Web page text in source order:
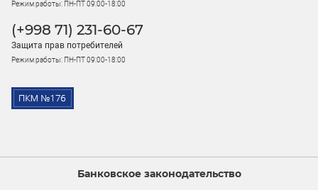
Режим работы: ПН-ПТ 09:00-18:00
(+998 71) 231-60-67
Защита прав потребителей
Режим работы: ПН-ПТ 09:00-18:00
Банковское законодательство